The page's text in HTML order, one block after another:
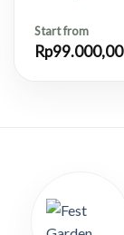
Start from
Rp99.000,00